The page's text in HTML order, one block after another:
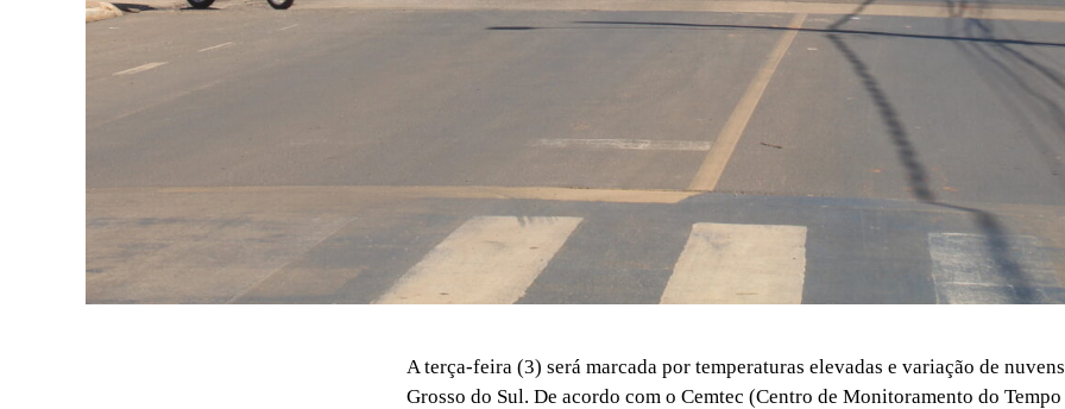
A terça-feira (3) será marcada por temperaturas elevadas e variação de
Grosso do Sul. De acordo com o Cemtec (Centro de Monitoramento do